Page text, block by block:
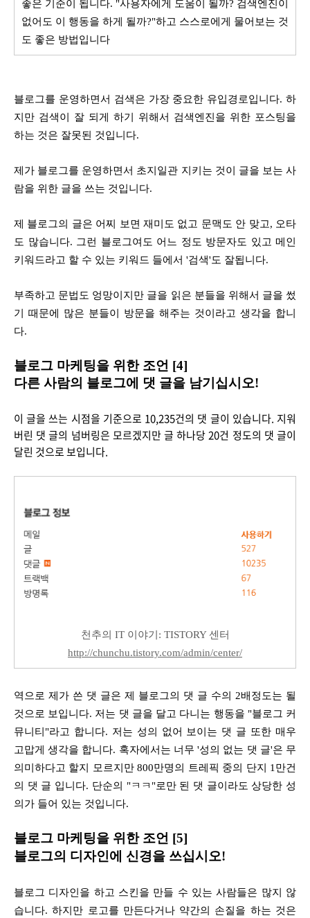
좋은 기준이 됩니다. "사용자에게 도움이 될까? 검색엔진이
없어도 이 행동을 하게 될까?"하고 스스로에게 물어보는 것
도 좋은 방법입니다
블로그를 운영하면서 검색은 가장 중요한 유입경로입니다. 하
지만 검색이 잘 되게 하기 위해서 검색엔진을 위한 포스팅을
하는 것은 잘못된 것입니다.
제가 블로그를 운영하면서 초지일관 지키는 것이 글을 보는 사
람을 위한 글을 쓰는 것입니다.
제 블로그의 글은 어찌 보면 재미도 없고 문맥도 안 맞고, 오타
도 많습니다. 그런 블로그여도 어느 정도 방문자도 있고 메인
키워드라고 할 수 있는 키워드 들에서 '검색'도 잘됩니다.
부족하고 문법도 엉망이지만 글을 읽은 분들을 위해서 글을 썼
기 때문에 많은 분들이 방문을 해주는 것이라고 생각을 합니
다.
블로그 마케팅을 위한 조언 [4]
다른 사람의 블로그에 댓 글을 남기십시오!
이 글을 쓰는 시점을 기준으로 10,235건의 댓 글이 있습니다. 지워
버린 댓 글의 넘버링은 모르겠지만 글 하나당 20건 정도의 댓 글이
달린 것으로 보입니다.
천추의 IT 이야기: TISTORY 센터
http://chunchu.tistory.com/admin/center/
역으로 제가 쓴 댓 글은 제 블로그의 댓 글 수의 2배정도는 될
것으로 보입니다. 저는 댓 글을 달고 다니는 행동을 "블로그 커
뮤니티"라고 합니다. 저는 성의 없어 보이는 댓 글 또한 매우
고맙게 생각을 합니다. 혹자에서는 너무 '성의 없는 댓 글'은 무
의미하다고 할지 모르지만 800만명의 트레픽 중의 단지 1만건
의 댓 글 입니다. 단순의 "ㅋㅋ"로만 된 댓 글이라도 상당한 성
의가 들어 있는 것입니다.
블로그 마케팅을 위한 조언 [5]
블로그의 디자인에 신경을 쓰십시오!
블로그 디자인을 하고 스킨을 만들 수 있는 사람들은 많지 않
습니다. 하지만 로고를 만든다거나 약간의 손질을 하는 것은